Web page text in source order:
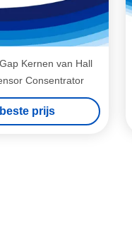
Kernen van Hall
Consentrator
prijs